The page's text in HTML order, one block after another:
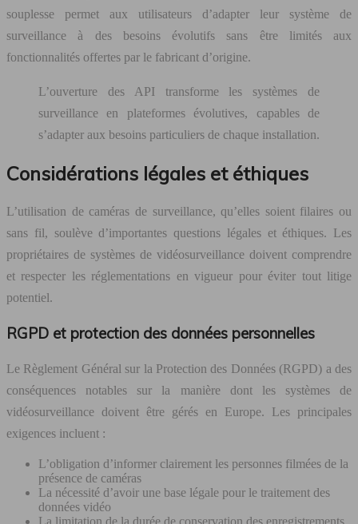
souplesse permet aux utilisateurs d’adapter leur système de
surveillance à des besoins évolutifs sans être limités aux
fonctionnalités offertes par le fabricant d’origine.
L’ouverture des API transforme les systèmes de
surveillance en plateformes évolutives, capables de
s’adapter aux besoins particuliers de chaque installation.
Considérations légales et éthiques
L’utilisation de caméras de surveillance, qu’elles soient filaires ou
sans fil, soulève d’importantes questions légales et éthiques. Les
propriétaires de systèmes de vidéosurveillance doivent comprendre
et respecter les réglementations en vigueur pour éviter tout litige
potentiel.
RGPD et protection des données personnelles
Le Règlement Général sur la Protection des Données (RGPD) a des
conséquences notables sur la manière dont les systèmes de
vidéosurveillance doivent être gérés en Europe. Les principales
exigences incluent :
L’obligation d’informer clairement les personnes filmées de la
présence de caméras
La nécessité d’avoir une base légale pour le traitement des
données vidéo
La limitation de la durée de conservation des enregistrements